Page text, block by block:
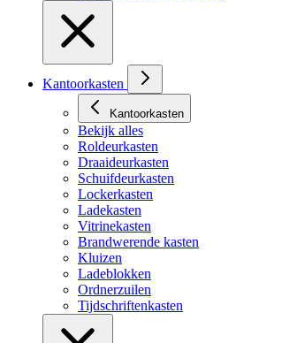
Kantoorkasten
Kantoorkasten
Bekijk alles
Roldeurkasten
Draaideurkasten
Schuifdeurkasten
Lockerkasten
Ladekasten
Vitrinekasten
Brandwerende kasten
Kluizen
Ladeblokken
Ordnerzuilen
Tijdschriftenkasten